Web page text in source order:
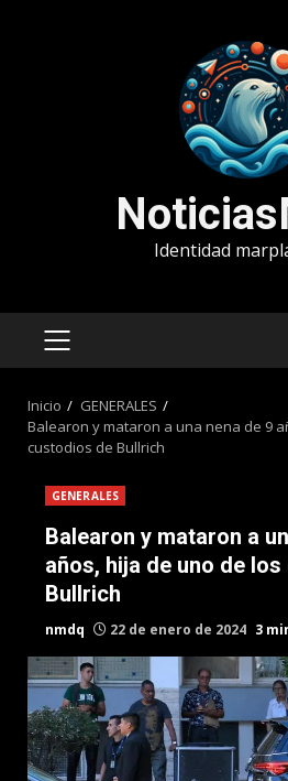
Identidad
MENÚ
Inicio
GENERALES
Balearon y mataron a una nena de 9
custodios de Bullrich
GENERALES
Balearon y mataron a
años, hija de uno de
Bullrich
nmdq 22 de enero de 2024 3